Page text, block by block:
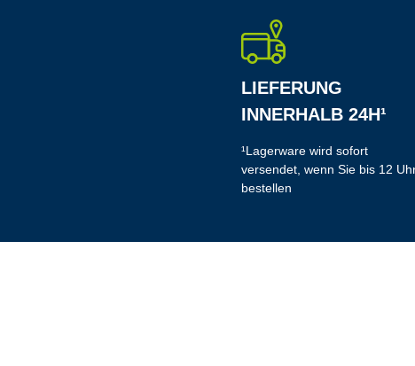
LIEFERUNG
INNERHALB 24H¹
¹Lagerware wird sofort
versendet, wenn Sie bis 12
bestellen